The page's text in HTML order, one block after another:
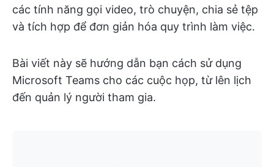
các tính năng gọi video, trò chuyện, chia sẻ tệp
và tích hợp để đơn giản hóa quy trình làm việc.
Bài viết này sẽ hướng dẫn bạn cách sử dụng
Microsoft Teams cho các cuộc họp, từ lên lịch
đến quản lý người tham gia.